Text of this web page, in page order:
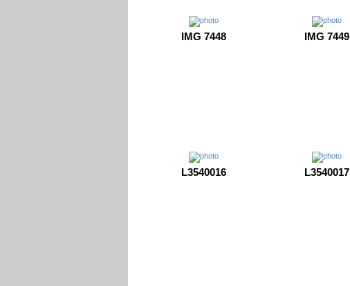
IMG 7448 IMG 7449
L3540016 L3540017